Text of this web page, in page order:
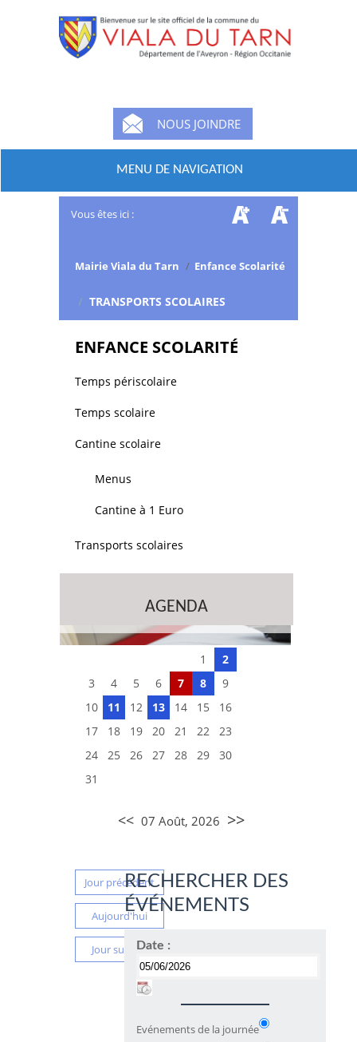
NOUS JOINDRE
MENU DE NAVIGATION
Vous êtes ici :
Mairie Viala du Tarn / Enfance Scolarité
/ TRANSPORTS SCOLAIRES
ENFANCE SCOLARITÉ
Temps périscolaire
Temps scolaire
Cantine scolaire
Menus
Cantine à 1 Euro
Transports scolaires
AGENDA
1
2
3
4 5 6 7 8
9
10
11 12 13 14 15
16
17
18 19 20 21 22
23
24
25 26 27 28 29
30
31
<< 07 Août, 2026 >>
Jour précédent
Aujourd'hui
Jour suivant
RECHERCHER DES
ÉVÉNEMENTS
Date :
Evénements de la journée